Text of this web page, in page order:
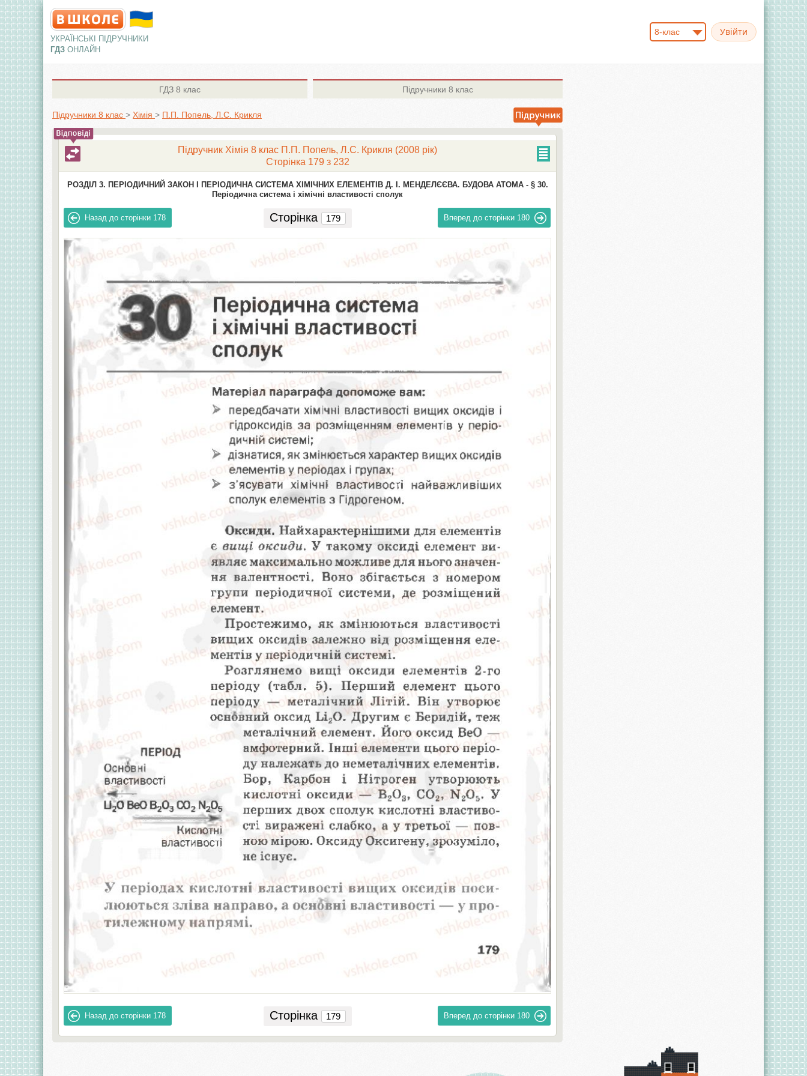
УКРАЇНСЬКІ ПІДРУЧНИКИ
ГДЗ ОНЛАЙН
8-клас
ГДЗ 8 клас Підручники 8 клас
Підручники 8 клас > Хімія > П.П. Попель, Л.С. Крикля
Підручник Хімія 8 клас П.П. Попель, Л.С. Крикля (2008 рік)
Сторінка 179 з 232
РОЗДІЛ 3. ПЕРІОДИЧНИЙ ЗАКОН І ПЕРІОДИЧНА СИСТЕМА ХІМІЧНИХ ЕЛЕМЕНТІВ Д. І. МЕНДЕЛЄЄВА. БУДОВА АТОМА - § 30.
Періодична система і хімічні властивості сполук
Назад до сторінки 178 Сторінка Вперед до сторінки 180
Назад до сторінки 178 Сторінка Вперед до сторінки 180